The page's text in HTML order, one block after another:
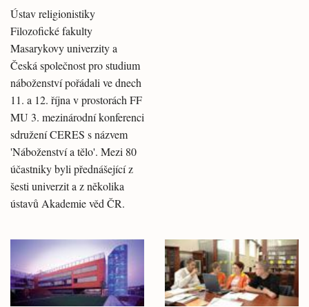
Ústav religionistiky
Filozofické fakulty
Masarykovy univerzity a
Česká společnost pro studium
náboženství pořádali ve dnech
11. a 12. října v prostorách FF
MU 3. mezinárodní konferenci
sdružení CERES s názvem
'Náboženství a tělo'. Mezi 80
účastniky byli přednášející z
šesti univerzit a z několika
ústavů Akademie věd ČR.